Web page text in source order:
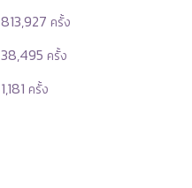
813,927 ครั้ง
38,495 ครั้ง
1,181 ครั้ง